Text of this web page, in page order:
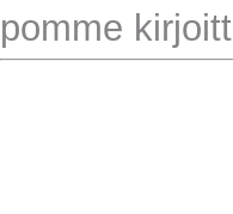
pomme